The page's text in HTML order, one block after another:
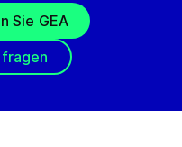
Sie GEA